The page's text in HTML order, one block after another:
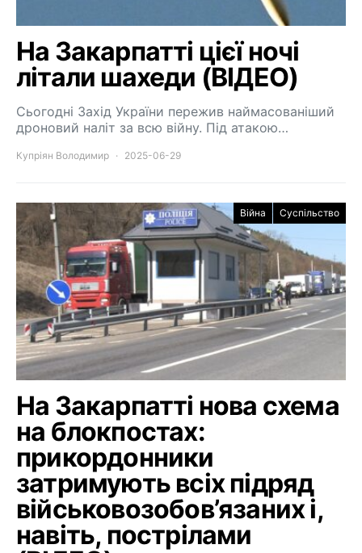
На Закарпатті цієї ночі
літали шахеди (ВІДЕО)
Сьогодні Захід України пережив наймасованіший
дроновий наліт за всю війну. Під атакою…
Купріян Володимир 2025-06-29
Війна Суспільство
На Закарпатті нова схема
на блокпостах:
прикордонники
затримують всіх підряд
військовозобов’язаних і,
навіть, пострілами